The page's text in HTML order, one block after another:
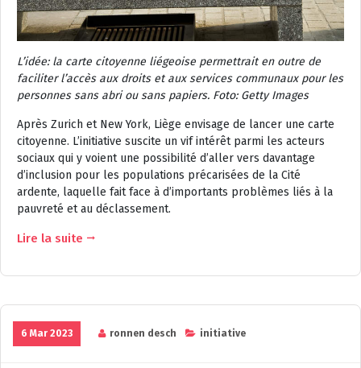
L’idée: la carte citoyenne liégeoise permettrait en outre de
faciliter l’accès aux droits et aux services communaux pour les
personnes sans abri ou sans papiers. Foto: Getty Images
Après Zurich et New York, Liège envisage de lancer une carte
citoyenne. L’initiative suscite un vif intérêt parmi les acteurs
sociaux qui y voient une possibilité d’aller vers davantage
d’inclusion pour les populations précarisées de la Cité
ardente, laquelle fait face à d’importants problèmes liés à la
pauvreté et au déclassement.
Lire la suite
6 Mar 2023 ronnen desch initiative